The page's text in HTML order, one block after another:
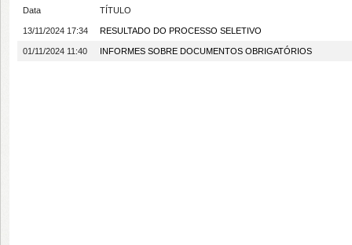
Data TÍTULO
13/11/2024 17:34 RESULTADO DO PROCESSO SELETIVO
01/11/2024 11:40 INFORMES SOBRE DOCUMENTOS OBRIGATÓRIOS